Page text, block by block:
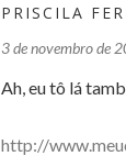
PRISCILA
3 de novembro de
Ah, eu tô lá
http://